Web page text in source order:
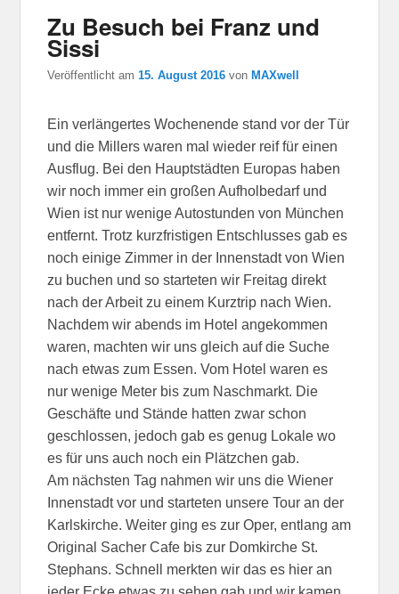
Zu Besuch bei Franz und
Sissi
Veröffentlicht am15. August 2016 von MAXwell
Ein verlängertes Wochenende stand vor der Tür
und die Millers waren mal wieder reif für einen
Ausflug. Bei den Hauptstädten Europas haben
wir noch immer ein großen Aufholbedarf und
Wien ist nur wenige Autostunden von München
entfernt. Trotz kurzfristigen Entschlusses gab es
noch einige Zimmer in der Innenstadt von Wien
zu buchen und so starteten wir Freitag direkt
nach der Arbeit zu einem Kurztrip nach Wien.
Nachdem wir abends im Hotel angekommen
waren, machten wir uns gleich auf die Suche
nach etwas zum Essen. Vom Hotel waren es
nur wenige Meter bis zum Naschmarkt. Die
Geschäfte und Stände hatten zwar schon
geschlossen, jedoch gab es genug Lokale wo
es für uns auch noch ein Plätzchen gab.
Am nächsten Tag nahmen wir uns die Wiener
Innenstadt vor und starteten unsere Tour an der
Karlskirche. Weiter ging es zur Oper, entlang am
Original Sacher Cafe bis zur Domkirche St.
Stephans. Schnell merkten wir das es hier an